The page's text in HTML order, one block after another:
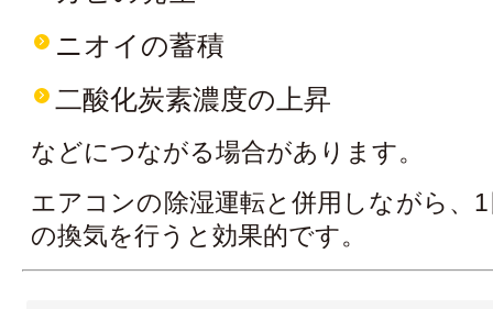
ニオイの蓄積
二酸化炭素濃度の上昇
などにつながる場合があります。
エアコンの除湿運転と併用しながら、
の換気を行うと効果的です。